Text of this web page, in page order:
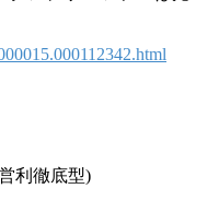
利徹底型)